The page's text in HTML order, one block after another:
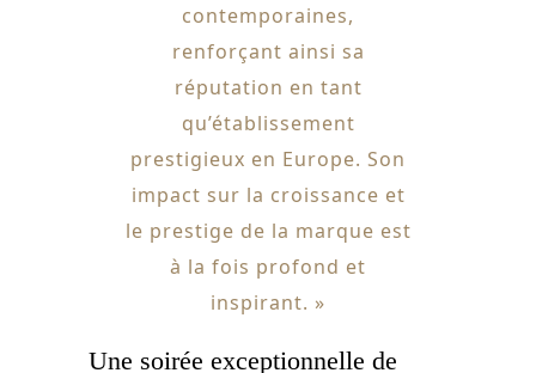
contemporaines,
renforçant ainsi sa
réputation en tant
qu’établissement
prestigieux en Europe. Son
impact sur la croissance et
le prestige de la marque est
à la fois profond et
inspirant. »
Une soirée exceptionnelle de